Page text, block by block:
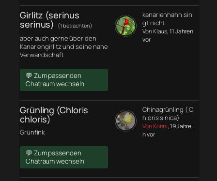
Girlitz (serinus
serinus) (1 betrachten)
aber auch gerne über den
Kanariengirlitz und seine nahe
Verwandschaft
💬 Zum passenden
Chatraum wechseln
kanarienhahn sin
gt nicht
Von Klaus, 11 Jahren
vor
Grünling (Chloris
chloris)
Grünfink
💬 Zum passenden
Chatraum wechseln
Chinagrünling ( C
hloris sinica)
Von Konni, 19 Jahre
n vor